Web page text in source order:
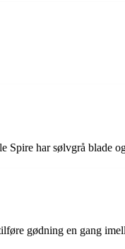
har sølvgrå blade
gødning en gang